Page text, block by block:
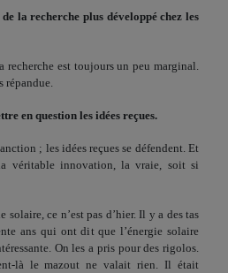
la recherche plus développé chez les
est toujours un peu marginal.
répandue.
en question les idées reçues.
; les idées reçues se défendent. Et
véritable innovation, la vraie, soit si
solaire, ce n’est pas d’hier. Il y a des tas
ans qui ont dit que l’énergie solaire
On les a pris pour des rigolos.
là le mazout ne valait rien. Il était